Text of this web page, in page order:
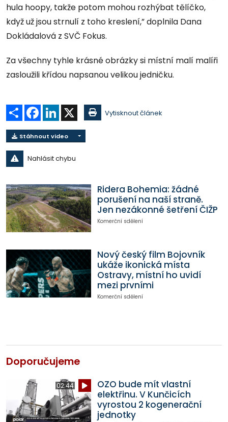
hula hoopy, takže potom mohou rozhýbat tělíčko,
když už jsou strnulí z toho kreslení,” doplnila Dana
Dokládalová z SVČ Fokus.
Za všechny tyhle krásné obrázky si místní malí malíři
zasloužili křídou napsanou velikou jedničku.
Sdílet Facebook
LinkedIn Vytisknout článek
Stáhnout video
Nahlásit chybu
Ridera Bohemia: žádné
porušení na naší straně.
Jen nezákonné šetření ČIŽP
Komerční sdělení
Nový český film Bojovník
ukáže ikonická místa
Ostravy, místní ho uvidí
mezi prvními
Komerční sdělení
Doporučujeme
02:44
OZO bude mít vlastní
elektřinu. V Kunčicích
vyrostou 2 kogenerační
jednotky